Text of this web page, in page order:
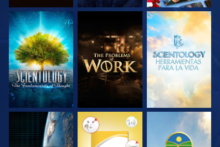
EXPLORA LAS
SERIES
EXPLORA LAS
SERIES
EXPLORA LAS
SERIES
VE VE VE